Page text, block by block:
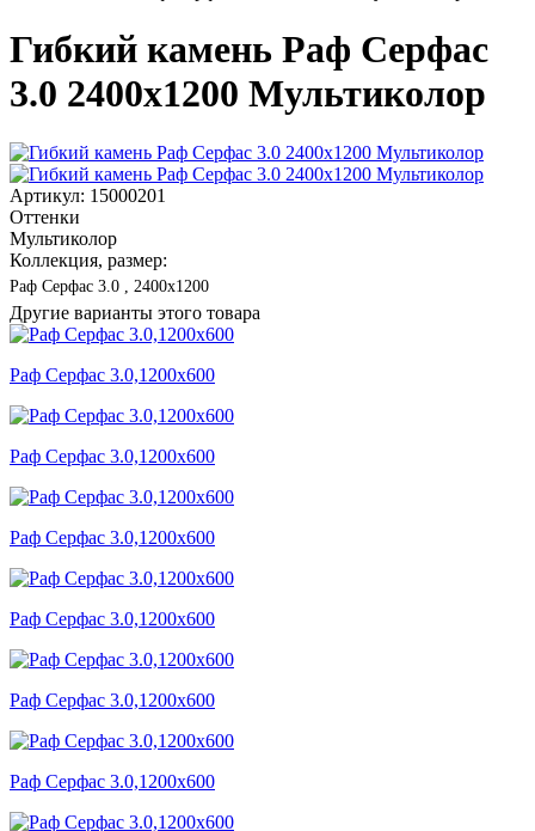
Гибкий камень Раф Серфас
3.0 2400x1200 Мультиколор
Артикул: 15000201
Оттенки
Мультиколор
Коллекция, размер:
Раф Серфас 3.0 , 2400x1200
Другие варианты этого товара
Раф Серфас 3.0,1200x600
Раф Серфас 3.0,1200x600
Раф Серфас 3.0,1200x600
Раф Серфас 3.0,1200x600
Раф Серфас 3.0,1200x600
Раф Серфас 3.0,1200x600